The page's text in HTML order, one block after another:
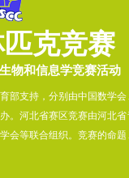
克竞赛
物和信息学竞赛活动
部支持，分别由中国数学
。河北省赛区竞赛由河北
会等联合组织。竞赛的命